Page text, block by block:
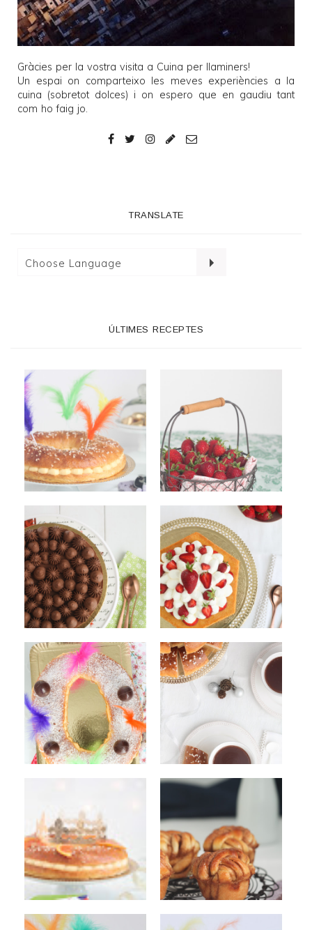
Gràcies per la vostra visita a Cuina per llaminers!
Un espai on comparteixo les meves experiències a la
cuina (sobretot dolces) i on espero que en gaudiu tant
com ho faig jo.
TRANSLATE
ÚLTIMES RECEPTES